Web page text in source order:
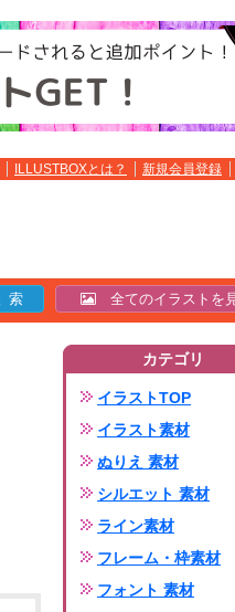
ILLUSTBOXとは？ 新規会員登録
全てのイラストを
カテゴリ
イラストTOP
イラスト素材
ぬりえ 素材
シルエット 素材
ライン素材
フレーム・枠素材
フォント 素材